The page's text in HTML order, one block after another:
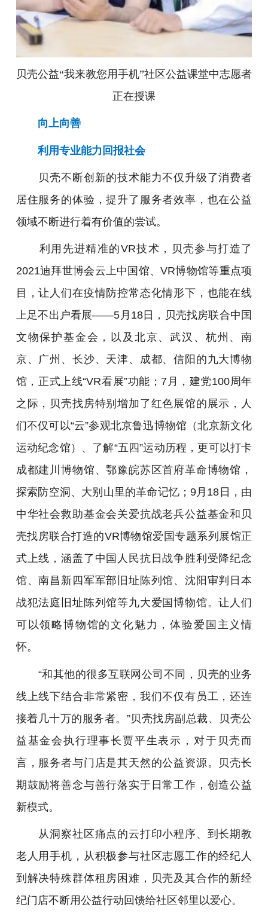
贝壳公益“我来教您用手机”社区公益课堂中志愿者
正在授课
向上向善
利用专业能力回报社会
贝壳不断创新的技术能力不仅升级了消费者
居住服务的体验，提升了服务者效率，也在公益
领域不断进行着有价值的尝试。
利用先进精准的VR技术，贝壳参与打造了
2021迪拜世博会云上中国馆、VR博物馆等重点项
目，让人们在疫情防控常态化情形下，也能在线
上足不出户看展——5月18日，贝壳找房联合中国
文物保护基金会，以及北京、武汉、杭州、南
京、广州、长沙、天津、成都、信阳的九大博物
馆，正式上线“VR看展”功能；7月，建党100周年
之际，贝壳找房特别增加了红色展馆的展示，人
们不仅可以“云”参观北京鲁迅博物馆（北京新文化
运动纪念馆）、了解“五四”运动历程，更可以打卡
成都建川博物馆、鄂豫皖苏区首府革命博物馆，
探索防空洞、大别山里的革命记忆；9月18日，由
中华社会救助基金会关爱抗战老兵公益基金和贝
壳找房联合打造的VR博物馆爱国专题系列展馆正
式上线，涵盖了中国人民抗日战争胜利受降纪念
馆、南昌新四军军部旧址陈列馆、沈阳审判日本
战犯法庭旧址陈列馆等九大爱国博物馆。让人们
可以领略博物馆的文化魅力，体验爱国主义情
怀。
“和其他的很多互联网公司不同，贝壳的业务
线上线下结合非常紧密，我们不仅有员工，还连
接着几十万的服务者。”贝壳找房副总裁、贝壳公
益基金会执行理事长贾平生表示，对于贝壳而
言，服务者与门店是其天然的公益资源。贝壳长
期鼓励将善念与善行落实于日常工作，创造公益
新模式。
从洞察社区痛点的云打印小程序、到长期教
老人用手机，从积极参与社区志愿工作的经纪人
到解决特殊群体租房困难，贝壳及其合作的新经
纪门店不断用公益行动回馈给社区邻里以爱心。